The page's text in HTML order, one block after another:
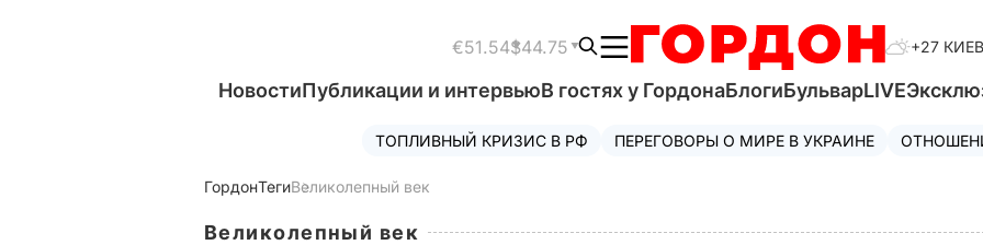
€51.54$44.75 +27 КИЕВ
НовостиПубликации и интервьюВ гостях у ГордонаБлогиБульварLIVE
ТОПЛИВНЫЙ КРИЗИС В РФ ПЕРЕГОВОРЫ О МИРЕ В УКРАИНЕ
ГордонТегиВеликолепный век
Великолепный век